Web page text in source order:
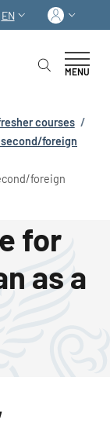
LANGUAGE
EN Log
MENU
courses /
foreign
foreign
for
as a